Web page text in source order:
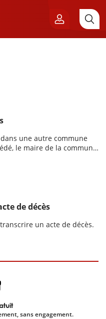
une autre commune
le maire de la commune
:
de décès
un acte de décès.
sans engagement.